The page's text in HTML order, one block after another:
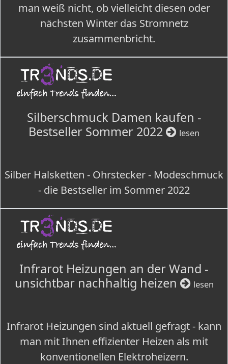
man weiß nicht, ob vielleicht diesen oder
nächsten Winter das Stromnetz
zusammenbricht.
Silberschmuck Damen kaufen -
Bestseller Sommer 2022
lesen
Silber Halsketten - Ohrstecker - Modeschmuck
- die Bestseller im Sommer 2022
Infrarot Heizungen an der Wand -
unsichtbar nachhaltig heizen
lesen
Infrarot Heizungen sind aktuell gefragt - kann
man mit Ihnen effizienter Heizen als mit
konventionellen Elektroheizern.